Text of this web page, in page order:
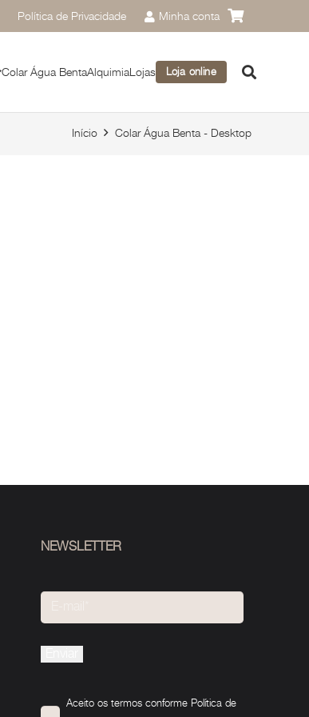
Política de Privacidade Minha conta
Colar Água BentaAlquimiaLojas Loja online
Início Colar Água Benta - Desktop
NEWSLETTER
Aceito os termos conforme Política de